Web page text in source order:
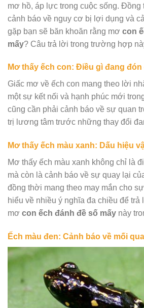
mơ hồ, áp lực trong cuộc sống.
cảnh báo về nguy cơ bị lợi dụng và
gặp bạn sẽ băn khoăn rằng mơ con
mấy? Câu trả lời trong trường hợp
Mơ thấy ếch con: Điều gì đang
Giấc mơ về ếch con mang theo lời
một sự kết nối và hạnh phúc mới
cũng cần phải cảnh báo về sự quan
trị lương tâm trước những thay đổi
Mơ thấy ếch màu xanh: Dấu hiệu
Mơ thấy ếch màu xanh không chỉ là
mà còn là cảnh báo về sự quay lại
đồng thời mang theo may mắn cho
hiểu về nhiều ý nghĩa đa chiều để trả
mơ con ếch đánh đề số mấy này
Ếch màu đen: Cảnh báo về mối